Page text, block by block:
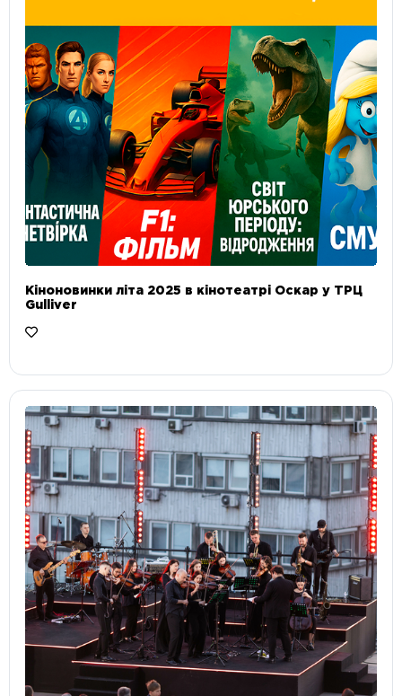
Кіноновинки літа 2025 в кінотеатрі Оскар у ТРЦ
Gulliver